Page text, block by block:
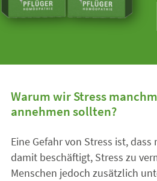
Warum wir Stress
annehmen sollten?
Eine Gefahr von Stress ist,
damit beschäftigt, Stress zu
Menschen jedoch zusätzlich